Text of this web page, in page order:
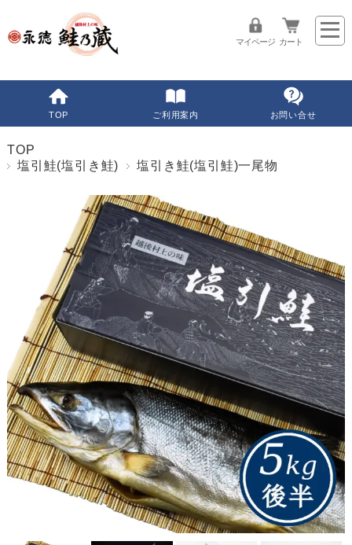
マイページ カート
TOP ご利用案内 お問い合せ
TOP
塩引鮭(塩引き鮭)
塩引き鮭(塩引鮭)一尾物